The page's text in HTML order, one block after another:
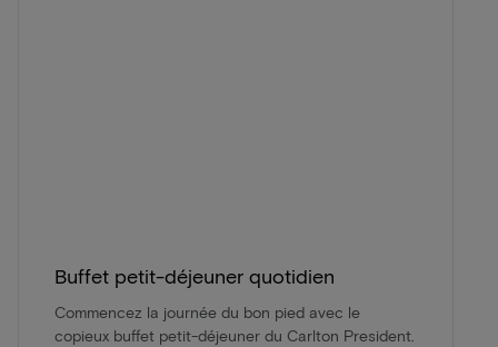
Buffet petit-déjeuner quotidien
Commencez la journée du bon pied avec le
copieux buffet petit-déjeuner du Carlton President.